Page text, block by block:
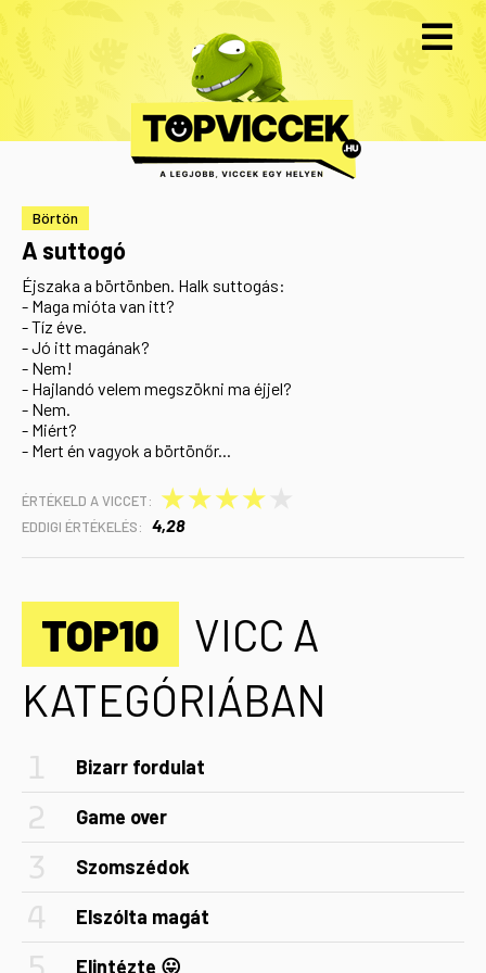
Börtön
A suttogó
Éjszaka a börtönben. Halk suttogás:
- Maga mióta van itt?
- Tíz éve.
- Jó itt magának?
- Nem!
- Hajlandó velem megszökni ma éjjel?
- Nem.
- Miért?
- Mert én vagyok a börtönőr...
ÉRTÉKELD A VICCET: ★
★
★
★
EDDIGI ÉRTÉKELÉS: 4,28
TOP10
VICC A
KATEGÓRIÁBAN
Bizarr fordulat
Game over
Szomszédok
Elszólta magát
Elintézte 😛